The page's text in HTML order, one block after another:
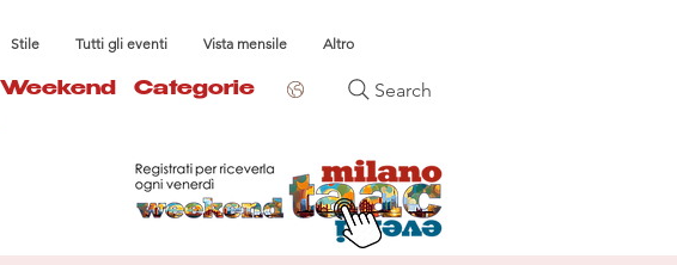
Stile Tutti gli eventi Vista mensile Altro
Weekend Categorie Search